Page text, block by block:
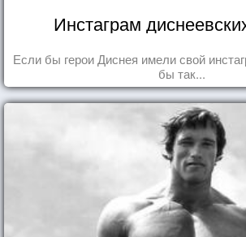
Инстаграм
Если бы герои Диснея имели свой
бы так...